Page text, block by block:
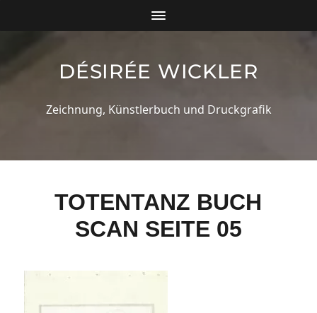
DÉSIRÉE WICKLER
Zeichnung, Künstlerbuch und Druckgrafik
TOTENTANZ BUCH
SCAN SEITE 05